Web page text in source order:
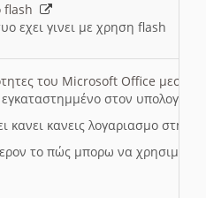
flash
εχει γινει με χρηση flash
του Microsoft Office μεσω
στον
κανει κανεις λογαριασμο στη
το πώς μπορω να